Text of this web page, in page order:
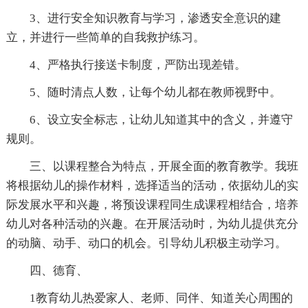
3、进行安全知识教育与学习，渗透安全意识的建
立，并进行一些简单的自我救护练习。
4、严格执行接送卡制度，严防出现差错。
5、随时清点人数，让每个幼儿都在教师视野中。
6、设立安全标志，让幼儿知道其中的含义，并遵守
规则。
三、以课程整合为特点，开展全面的教育教学。我班
将根据幼儿的操作材料，选择适当的活动，依据幼儿的实
际发展水平和兴趣，将预设课程同生成课程相结合，培养
幼儿对各种活动的兴趣。在开展活动时，为幼儿提供充分
的动脑、动手、动口的机会。引导幼儿积极主动学习。
四、德育、
1教育幼儿热爱家人、老师、同伴、知道关心周围的